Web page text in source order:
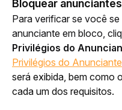
Bloquear anunciantes
Para verificar se você
anunciante em bloco,
Privilégios do
Privilégios do Anunciante
será exibida, bem como
cada um dos requisitos.